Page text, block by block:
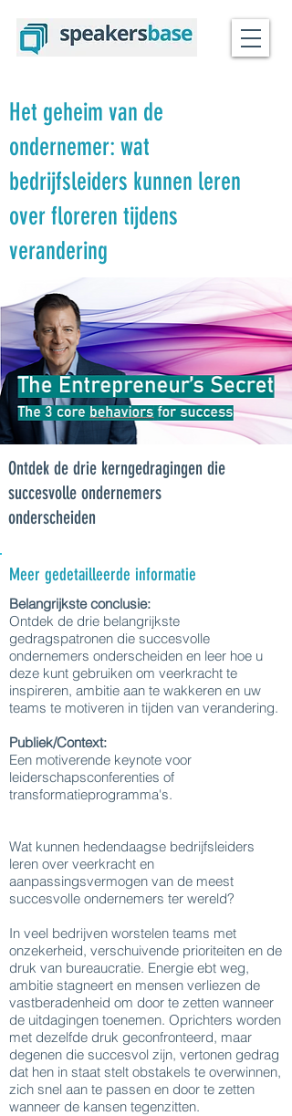
Het geheim van de
ondernemer: wat
bedrijfsleiders kunnen leren
over floreren tijdens
verandering
Ontdek de drie kerngedragingen die
succesvolle ondernemers
onderscheiden
Meer gedetailleerde informatie
Belangrijkste conclusie:
Ontdek de drie belangrijkste
gedragspatronen die succesvolle
ondernemers onderscheiden en leer hoe u
deze kunt gebruiken om veerkracht te
inspireren, ambitie aan te wakkeren en uw
teams te motiveren in tijden van verandering.
Publiek/Context:
Een motiverende keynote voor
leiderschapsconferenties of
transformatieprogramma's.
Wat kunnen hedendaagse bedrijfsleiders
leren over veerkracht en
aanpassingsvermogen van de meest
succesvolle ondernemers ter wereld?
In veel bedrijven worstelen teams met
onzekerheid, verschuivende prioriteiten en de
druk van bureaucratie. Energie ebt weg,
ambitie stagneert en mensen verliezen de
vastberadenheid om door te zetten wanneer
de uitdagingen toenemen. Oprichters worden
met dezelfde druk geconfronteerd, maar
degenen die succesvol zijn, vertonen gedrag
dat hen in staat stelt obstakels te overwinnen,
zich snel aan te passen en door te zetten
wanneer de kansen tegenzitten.